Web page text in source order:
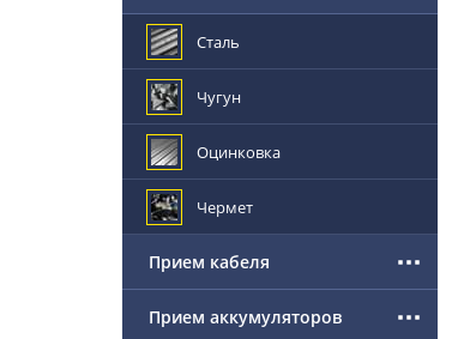
Сталь
Чугун
Оцинковка
Чермет
Прием кабеля
Прием аккумуляторов